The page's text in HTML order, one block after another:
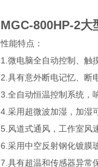
MGC-800HP-2大
性能特点：
1.微电脑全自动控制、触
2.具有意外断电记忆、断
3.全自动恒温控制系统，
4.采用超微波加湿，加湿
5.风道式通风，工作室风
6.采用中空反射钢化镀膜
7.具有超温和传感器异常